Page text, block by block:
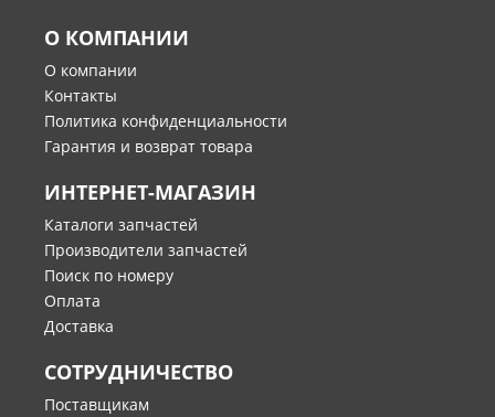
О КОМПАНИИ
О компании
Контакты
Политика конфиденциальности
Гарантия и возврат товара
ИНТЕРНЕТ-МАГАЗИН
Каталоги запчастей
Производители запчастей
Поиск по номеру
Оплата
Доставка
СОТРУДНИЧЕСТВО
Поставщикам